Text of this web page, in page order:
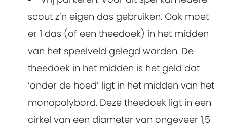
scout z’n eigen das gebruiken. Ook moet
er 1 das (of een theedoek) in het midden
van het speelveld gelegd worden. De
theedoek in het midden is het geld dat
‘onder de hoed’ ligt in het midden van het
monopolybord. Deze theedoek ligt in een
cirkel van een diameter van ongeveer 1,5